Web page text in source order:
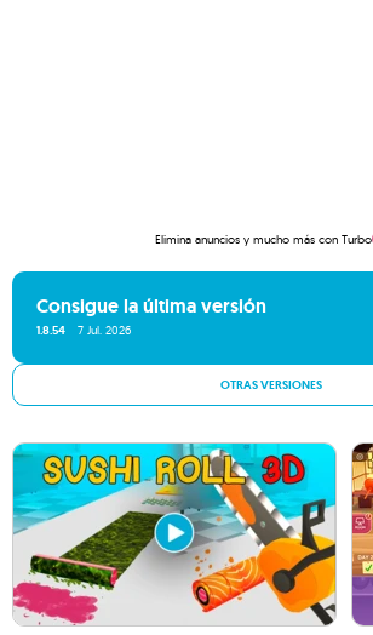
Elimina anuncios y mucho más con Turbo
Consigue la última versión
1.8.54 7 Jul. 2026
OTRAS VERSIONES